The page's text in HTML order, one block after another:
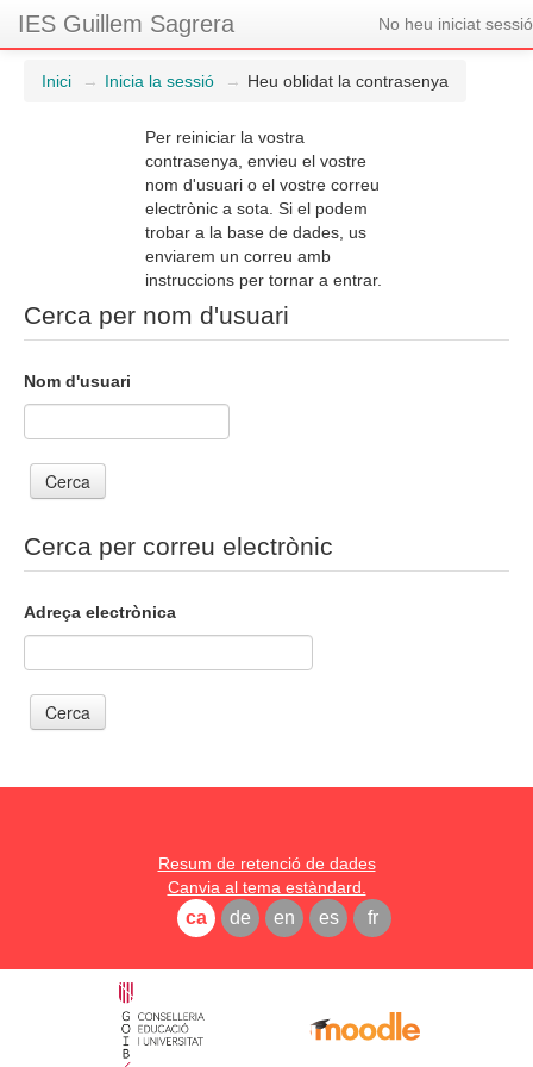
IES Guillem Sagrera No heu iniciat sessió
Inici → Inicia la sessió → Heu oblidat la contrasenya
Per reiniciar la vostra
contrasenya, envieu el vostre
nom d'usuari o el vostre correu
electrònic a sota. Si el podem
trobar a la base de dades, us
enviarem un correu amb
instruccions per tornar a entrar.
Cerca per nom d'usuari
Nom d'usuari
Cerca per correu electrònic
Adreça electrònica
Resum de retenció de dades
Canvia al tema estàndard.
ca de en es fr